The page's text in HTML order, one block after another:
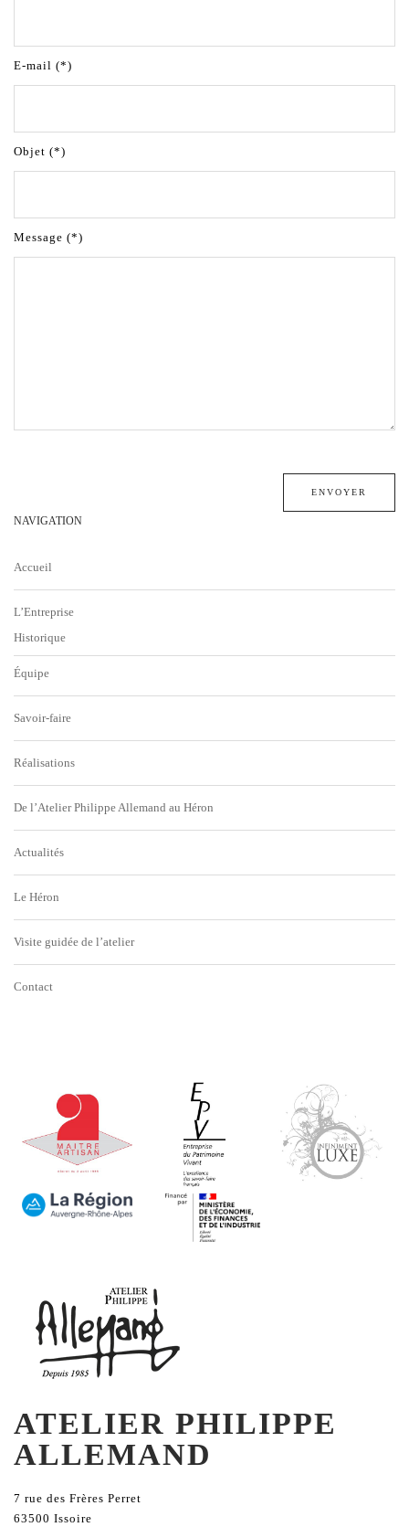
E-mail (*)
Objet (*)
Message (*)
NAVIGATION
Accueil
L’Entreprise
Historique
Équipe
Savoir-faire
Réalisations
De l’Atelier Philippe Allemand au Héron
Actualités
Le Héron
Visite guidée de l’atelier
Contact
ATELIER PHILIPPE
ALLEMAND
7 rue des Frères Perret
63500 Issoire